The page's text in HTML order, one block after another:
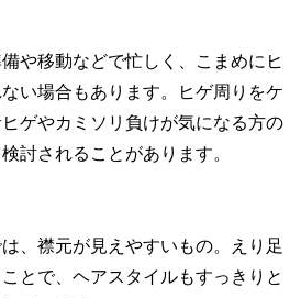
や移動などで忙しく、こまめにヒ
い場合もあります。ヒゲ周りをケ
ゲやカミソリ負けが気になる方の
討されることがあります。
、襟元が見えやすいもの。えり足
とで、ヘアスタイルもすっきりと